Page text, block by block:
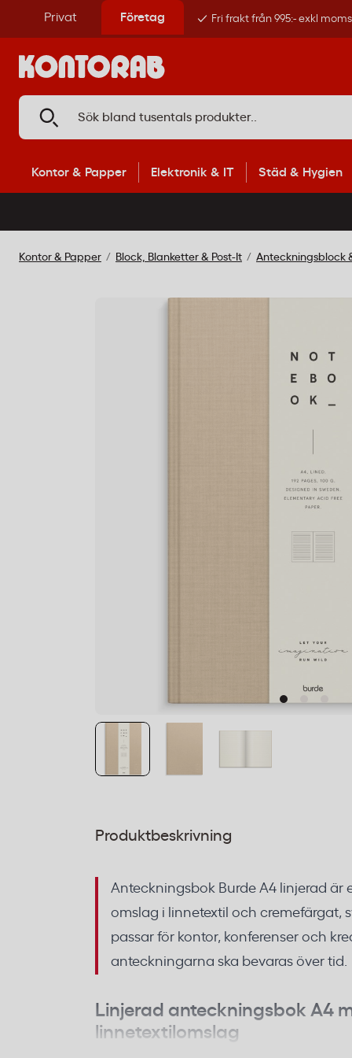
Privat Företag Fri frakt från 995:- exkl moms
Kontor & Papper Elektronik & IT Städ & Hygien
Kontor & Papper Block, Blanketter & Post-It Anteckningsblock
Produktbeskrivning
Anteckningsbok Burde A4 linjerad är
omslag i linnetextil och cremefärgat,
passar för kontor, konferenser och
anteckningarna ska bevaras över tid.
Linjerad anteckningsbok A4
linnetextilomslag